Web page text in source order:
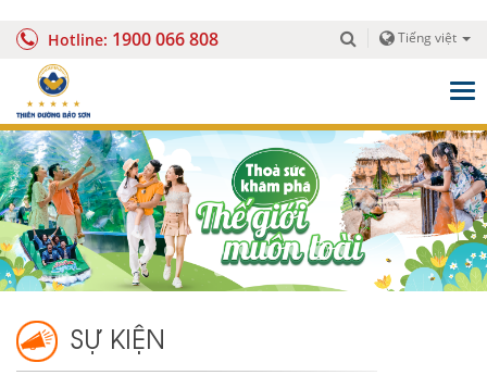
Hotline: 1900 066 808 Tiếng việt
SỰ KIỆN